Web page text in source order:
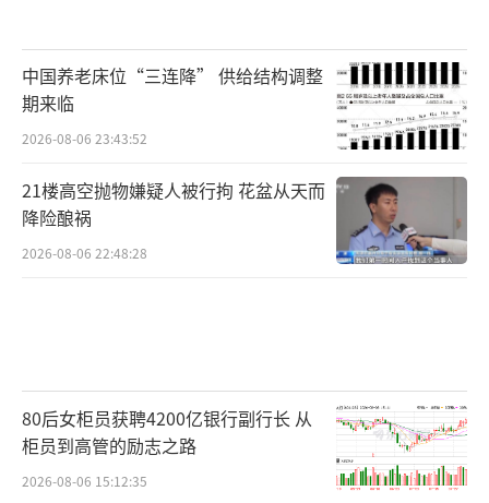
中国养老床位“三连降” 供给结构调整
期来临
2026-08-06 23:43:52
21楼高空抛物嫌疑人被行拘 花盆从天而
降险酿祸
2026-08-06 22:48:28
80后女柜员获聘4200亿银行副行长 从
柜员到高管的励志之路
2026-08-06 15:12:35